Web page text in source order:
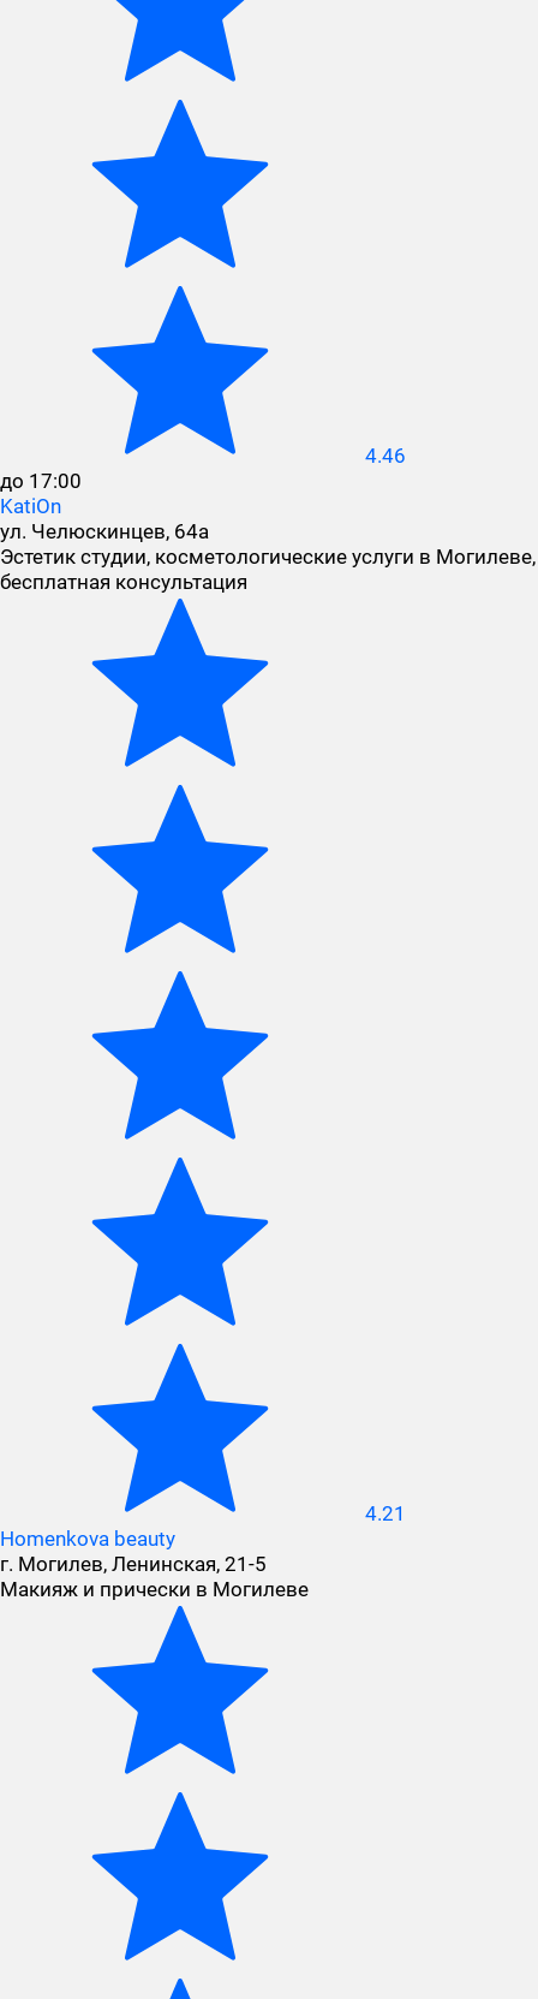
4.46
до 17:00
KatiOn
ул. Челюскинцев, 64а
Эстетик студии, косметологические услуги в Могилеве,
бесплатная консультация
4.21
Homenkova beauty
г. Могилев, Ленинская, 21-5
Макияж и прически в Могилеве